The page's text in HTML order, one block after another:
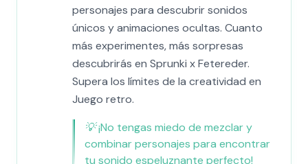
personajes para descubrir sonidos
únicos y animaciones ocultas. Cuanto
más experimentes, más sorpresas
descubrirás en Sprunki x Fetereder.
Supera los límites de la creatividad en
Juego retro.
💡¡No tengas miedo de mezclar y
combinar personajes para encontrar
tu sonido espeluznante perfecto!